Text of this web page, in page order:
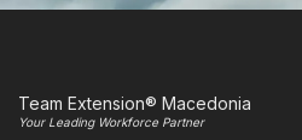
Team Extension® Macedonia
Your Leading Workforce Partner